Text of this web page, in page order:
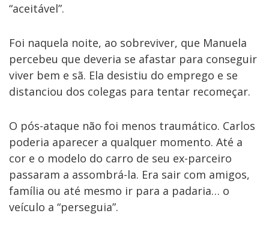
“aceitável”.
Foi naquela noite, ao sobreviver, que Manuela
percebeu que deveria se afastar para conseguir
viver bem e sã. Ela desistiu do emprego e se
distanciou dos colegas para tentar recomeçar.
O pós-ataque não foi menos traumático. Carlos
poderia aparecer a qualquer momento. Até a
cor e o modelo do carro de seu ex-parceiro
passaram a assombrá-la. Era sair com amigos,
família ou até mesmo ir para a padaria… o
veículo a “perseguia”.